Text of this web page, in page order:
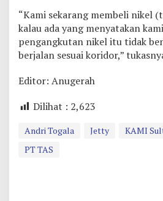
“Kami sekarang membeli nikel
kalau ada yang menyatakan
pengangkutan nikel itu tidak
berjalan sesuai koridor,”
Editor: Anugerah
Dilihat : 2,623
Andri Togala Jetty KAMI
PT TAS